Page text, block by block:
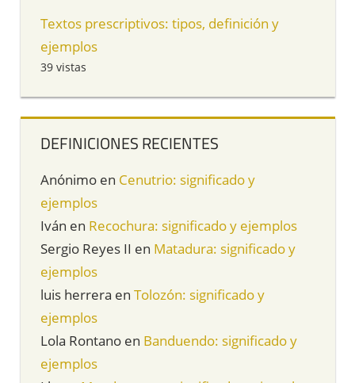
Textos prescriptivos: tipos, definición y
ejemplos
39 vistas
DEFINICIONES RECIENTES
Anónimo en Cenutrio: significado y
ejemplos
Iván en Recochura: significado y ejemplos
Sergio Reyes II en Matadura: significado y
ejemplos
luis herrera en Tolozón: significado y
ejemplos
Lola Rontano en Banduendo: significado y
ejemplos